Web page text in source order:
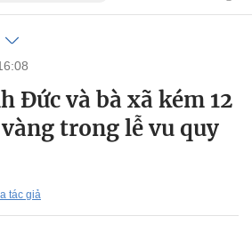
Đức và bà xã kém 12
trong lễ vu quy
tác giả